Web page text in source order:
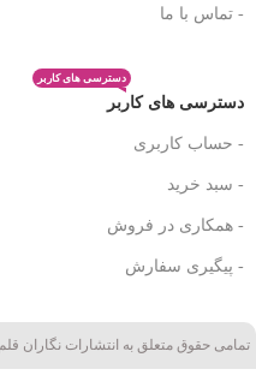
- تماس با ما
دسترسی های کاربر
دسترسی های کاربر
- حساب کاربری
- سبد خرید
- همکاری در فروش
- پیگیری سفارش
تمامی حقوق متعلق به انتشارات نگاران
کتاب چگونه